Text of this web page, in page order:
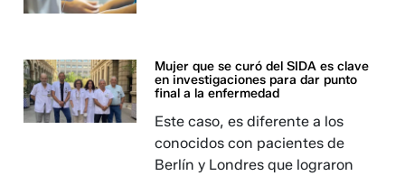
Mujer que se curó del SIDA es clave
en investigaciones para dar punto
final a la enfermedad
Este caso, es diferente a los
conocidos con pacientes de
Berlín y Londres que lograron